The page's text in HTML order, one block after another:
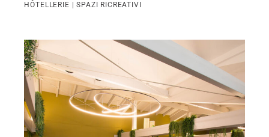
HÔTELLERIE | SPAZI RICREATIVI